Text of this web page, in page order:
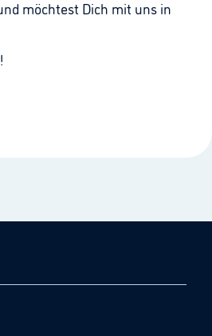
möchtest Dich mit uns in